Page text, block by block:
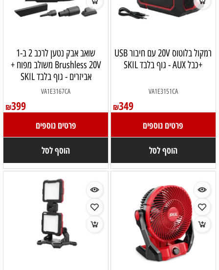
רמקול בלוטוס 20V עם חיבור USB
+כבל AUX - גוף בלבד SKIL
VA1E3151CA
₪349
פרטים נוספים
הוסף לסל
שואב אבק נטען לרכב 2 ב-1
Brushless 20V משולב מפוח +
אביזרים - גוף בלבד SKIL
VA1E3167CA
₪399
פרטים נוספים
הוסף לסל